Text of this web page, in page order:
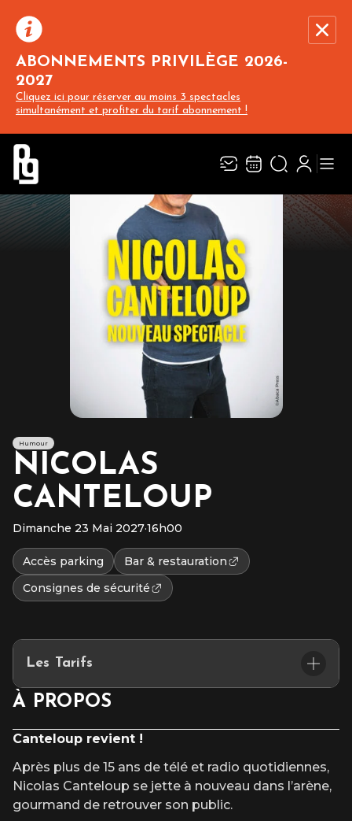
ABONNEMENTS PRIVILÈGE 2026-
2027
Cliquez ici pour réserver au moins 3 spectacles
simultanément et profiter du tarif abonnement !
Recevez toute l’actualité en vous abonnant à
notre newsletter :
Rivaj Group traite votre adresse électronique pour la gestion de votre
abonnement à la newsletter de Pin Galant. Vous pouvez retirer votre
consentement à tout moment. Pour en savoir plus, consultez notre
politique de
Humour
NICOLAS
CANTELOUP
Dimanche 23 Mai 2027·16h00
Accès parking
Bar & restauration
Consignes de sécurité
Les Tarifs
Privilège : 43€
Cat. Or : 57€
Cat. 2 : 46€ / 43€
INFOS TARIFS
À PROPOS
Canteloup revient !
Après plus de 15 ans de télé et radio quotidiennes,
Nicolas Canteloup se jette à nouveau dans l’arène,
gourmand de retrouver son public.